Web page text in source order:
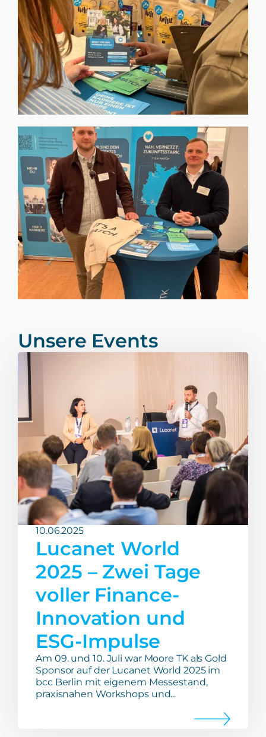
Unsere Events
10.06.2025
Lucanet World
2025 – Zwei Tage
voller Finance-
Innovation und
ESG-Impulse
Am 09. und 10. Juli war Moore TK als Gold
Sponsor auf der Lucanet World 2025 im
bcc Berlin mit eigenem Messestand,
praxisnahen Workshops und...